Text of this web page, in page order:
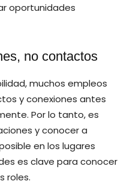
oportunidades
no contactos
muchos empleos
y conexiones antes
Por lo tanto, es
y conocer a
en los lugares
es clave para conocer
roles.